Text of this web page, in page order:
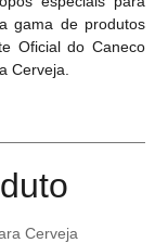
gama de produtos
Oficial do Caneco
Cerveja.
Cerveja